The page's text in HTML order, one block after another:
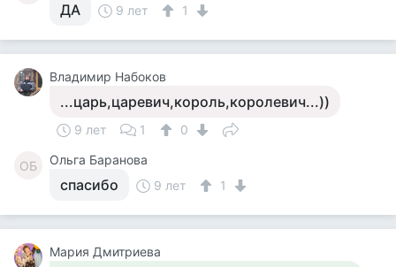
ДА 9 лет 1
Владимир Набоков
...царь,царевич,король,королевич...))
9 лет 1 0
ОБ Ольга Баранова
спасибо 9 лет 1
Мария Дмитриева